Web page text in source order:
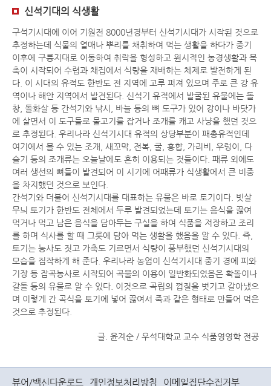
신석기대의 식생활
구석기시대에 이어 기원전 8000년경부터 신석기시대가 시작된 것으로
추정하는데 식물의 열매나 뿌리를 채취하여 먹는 생활을 하다가 중기
이후에 구릉지대로 이동하여 취락을 형성하고 원시적인 농경생활과 목
축이 시작되어 수렵과 채집에서 식량을 재배하는 체제로 발전하게 된
다. 이 시대의 유적도 한반도 전 지역에 고루 퍼져 있으며 주로 큰 강 유
역이나 해안 지역에서 발견된다. 신석기 유적에서 발굴된 유물에는 돌
창, 돌화살 등 간석기와 낚시, 바늘 등의 뼈 도구가 있어 강이나 바닷가
에 살면서 이 도구들로 물고기를 잡거나 조개를 캐고 사냥을 했던 것으
로 추정된다. 우리나라 신석기시대 유적의 상당부분이 패총유적인데
여기에서 볼 수 있는 조개, 새꼬막, 전복, 굴, 홍합, 가리비, 우렁이, 다
슬기 등의 조개류는 오늘날에도 흔히 이용되는 것들이다. 패류 외에도
여러 생선의 뼈들이 발견되어 이 시기에 어패류가 식생활에서 큰 비중
을 차지했던 것으로 보인다.
간석기와 더불어 신석기시대를 대표하는 유물은 바로 토기이다. 빗살
무늬 토기가 한반도 전체에서 두루 발견되었는데 토기는 음식을 끓여
먹거나 먹고 남은 음식을 담아두는 구실을 하여 식품을 저장하고 조리
를 하며 식사를 할 때 그릇에 담아 먹는 생활을 했음을 알 수 있다. 즉,
토기는 농사도 짓고 가축도 기르면서 식량이 풍부했던 신석기시대의
모습을 짐작하게 해 준다. 우리나라 농업이 신석기시대 중기 경에 피와
기장 등 잡곡농사로 시작되어 곡물의 이용이 일반화되었음은 확돌이나
갈돌 등의 유물로 알 수 있다. 이것으로 곡립의 껍질을 벗기고 갈아냈으
며 이렇게 간 곡식을 토기에 넣어 끓여서 죽과 같은 형태로 만들어 먹은
것으로 추정된다.
글. 윤계순 / 우석대학교 교수 식품영영학 전공
뷰어/백신다운로드 개인정보처리방침 이메일집단수집거부